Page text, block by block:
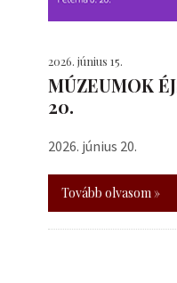
2026. június 15.
MÚZEUMOK
20.
2026. június 20.
Tovább olvasom »